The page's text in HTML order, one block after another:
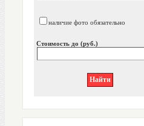
наличие фото обязательно
Стоимость до (руб.)